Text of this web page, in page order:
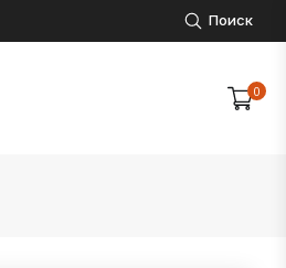
Поиск
0